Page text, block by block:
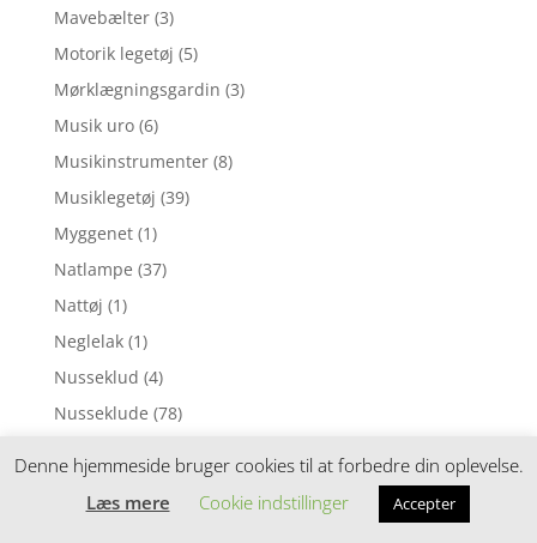
Mavebælter (3)
Motorik legetøj (5)
Mørklægningsgardin (3)
Musik uro (6)
Musikinstrumenter (8)
Musiklegetøj (39)
Myggenet (1)
Natlampe (37)
Nattøj (1)
Neglelak (1)
Nusseklud (4)
Nusseklude (78)
Denne hjemmeside bruger cookies til at forbedre din oplevelse.
Læs mere
Cookie indstillinger Accepter